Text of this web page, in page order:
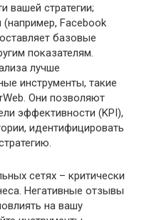
вашей стратегии;
(например, Facebook
базовые
показателям.
лучше
инструменты, такие
Они позволяют
эффективности (KPI),
идентифицировать
сетях – критически
Негативные отзывы
на вашу